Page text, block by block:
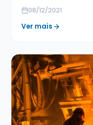
08/12/2021
Ver mais